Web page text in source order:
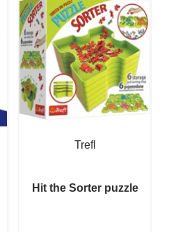
Trefl
Hit the Sorter puzzle